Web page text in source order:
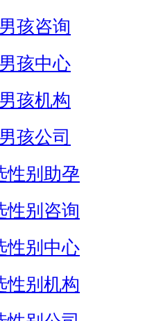
孩咨询
孩中心
孩机构
孩公司
性别助孕
性别咨询
性别中心
性别机构